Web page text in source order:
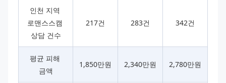
인천 지역
로맨스스캠
상담 건수
217건 283건 342건
평균 피해
금액
1,850만원 2,340만원 2,780만원